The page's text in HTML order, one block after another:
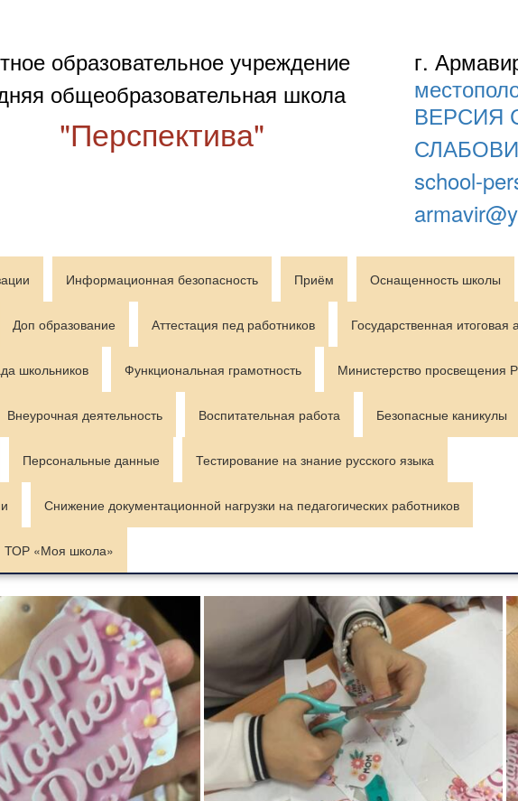
образовательное учреждение
общеобразовательная школа
"Перспектива"
г.
ВЕРСИЯ
school-
Информационная безопасность Приём Оснащенность школы
Доп образование Аттестация пед работников Государственная итоговая
школьников Функциональная грамотность Министерство просвещения
Внеурочная деятельность Воспитательная работа Безопасные каникулы
Персональные данные Тестирование на знание русского языка
Снижение документационной нагрузки на педагогических работников
ТОР «Моя школа»